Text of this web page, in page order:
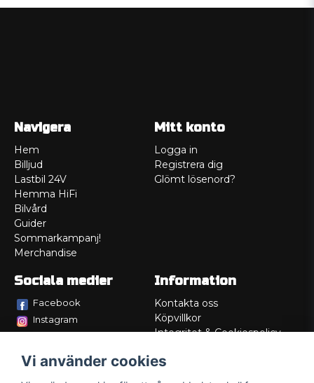
Navigera
Hem
Billjud
Lastbil 24V
Hemma HiFi
Bilvård
Guider
Sommarkampanj!
Merchandise
Mitt konto
Logga in
Registrera dig
Glömt lösenord?
Sociala medier
Facebook
Instagram
Information
Kontakta oss
Köpvillkor
Integritet & Cookiespolicy
Service/Garanti
Vi använder cookies